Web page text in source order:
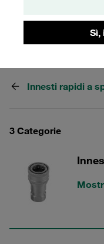
Sì,
stazionaria ed è
corrosione
Innesti rapidi a
3 Categorie